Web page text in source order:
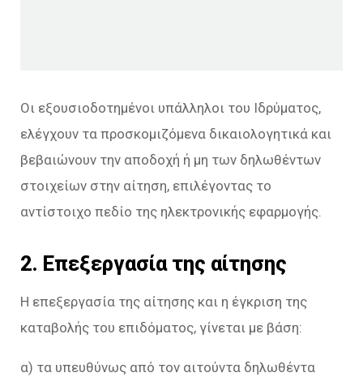
Οι εξουσιοδοτημένοι υπάλληλοι του Ιδρύματος,
ελέγχουν τα προσκομιζόμενα δικαιολογητικά και
βεβαιώνουν την αποδοχή ή μη των δηλωθέντων
στοιχείων στην αίτηση, επιλέγοντας το
αντίστοιχο πεδίο της ηλεκτρονικής εφαρμογής.
2. Επεξεργασία της αίτησης
Η επεξεργασία της αίτησης και η έγκριση της
καταβολής του επιδόματος, γίνεται με βάση:
α) τα υπευθύνως από τον αιτούντα δηλωθέντα